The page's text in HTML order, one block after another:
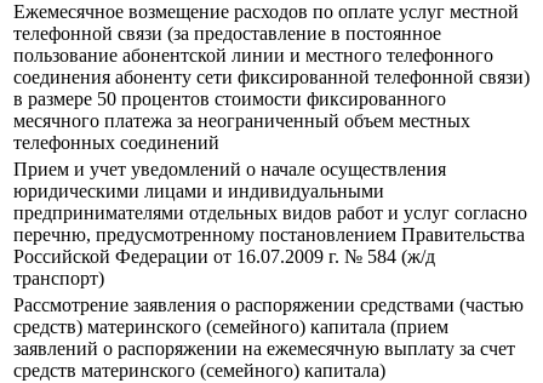
Ежемесячное возмещение расходов по оплате услуг местной
телефонной связи (за предоставление в постоянное
пользование абонентской линии и местного телефонного
соединения абоненту сети фиксированной телефонной связи)
в размере 50 процентов стоимости фиксированного
месячного платежа за неограниченный объем местных
телефонных соединений
Прием и учет уведомлений о начале осуществления
юридическими лицами и индивидуальными
предпринимателями отдельных видов работ и услуг согласно
перечню, предусмотренному постановлением Правительства
Российской Федерации от 16.07.2009 г. № 584 (ж/д
транспорт)
Рассмотрение заявления о распоряжении средствами (частью
средств) материнского (семейного) капитала (прием
заявлений о распоряжении на ежемесячную выплату за счет
средств материнского (семейного) капитала)